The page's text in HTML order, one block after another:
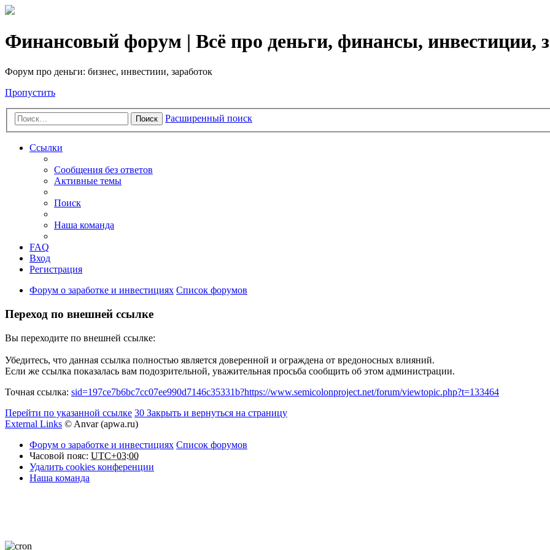
Финансовый форум | Всё про деньги, финансы, инвестиции,
Форум про деньги: бизнес, инвестиии, заработок
Пропустить
Поиск Расширенный поиск
Ссылки
Сообщения без ответов
Активные темы
Поиск
Наша команда
FAQ
Вход
Регистрация
Форум о заработке и инвестициях Список форумов
Переход по внешней ссылке
Вы переходите по внешней ссылке:
Убедитесь, что данная ссылка полностью является доверенной и ограждена от вредоносных влияний.
Если же ссылка показалась вам подозрительной, уважительная просьба сообщить об этом администрации.
Точная ссылка: sid=197ce7b6bc7cc07ee990d7146c35331b?https://www.semicolonproject.net/forum/viewtopic.php?t=133464
Перейти по указанной ссылке 30 Закрыть и вернуться на страницу
External Links © Anvar (apwa.ru)
Форум о заработке и инвестициях Список форумов
Часовой пояс: UTC+03:00
Удалить cookies конференции
Наша команда